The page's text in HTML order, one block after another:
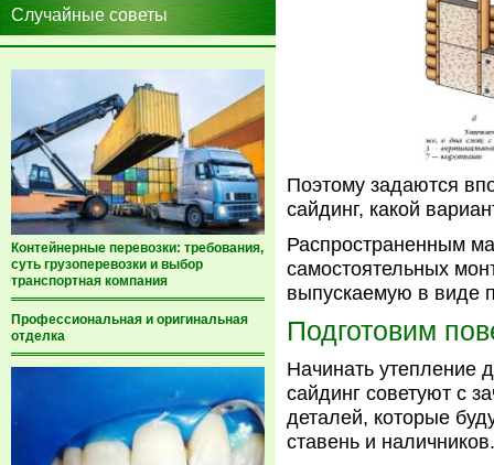
Случайные советы
Контейнерные перевозки: требования,
суть грузоперевозки и выбор
транспортная компания
Профессиональная и оригинальная
отделка
Поэтому задаются
сайдинг, какой
Распространенным
самостоятельных
выпускаемую в виде
Подготовим
Начинать утепление
сайдинг советуют с
деталей, которые
ставень и наличников.